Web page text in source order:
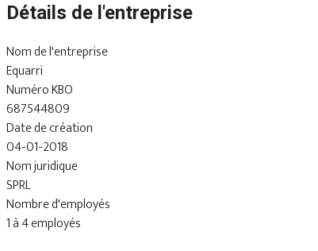
Détails de l'entreprise
Nom de l'entreprise
Equarri
Numéro KBO
687544809
Date de création
04-01-2018
Nom juridique
SPRL
Nombre d'employés
1 à 4 employés